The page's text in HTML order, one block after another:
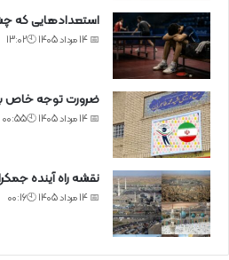
استعدادهایی که
📅 14 مرداد 1405 🕙13:02
ضرورت توجه خاص به
📅 14 مرداد 1405 🕙00:55
نقشه راه آینده
📅 14 مرداد 1405 🕙00:16